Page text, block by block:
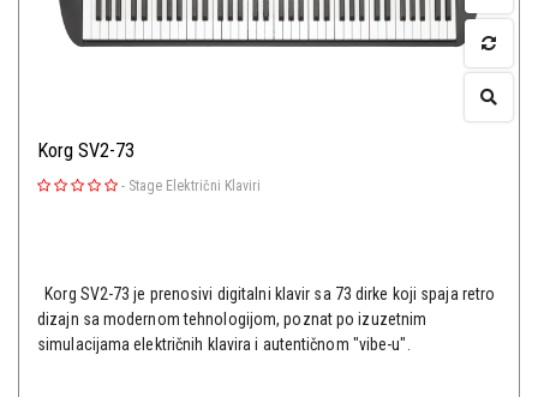
Korg SV2-73
- Stage Električni Klaviri
Korg SV2-73 je prenosivi digitalni klavir sa 73 dirke koji spaja retro
dizajn sa modernom tehnologijom, poznat po izuzetnim
simulacijama električnih klavira i autentičnom "vibe-u".